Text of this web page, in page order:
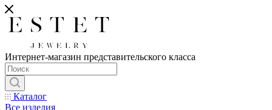
Интернет-магазин представительского класса
Каталог
Все изделия